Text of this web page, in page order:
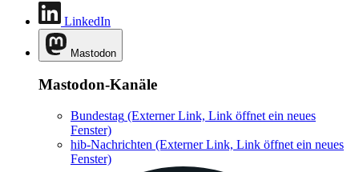
LinkedIn
Mastodon
Mastodon-Kanäle
Bundestag (Externer Link, Link öffnet ein neues
Fenster)
hib-Nachrichten (Externer Link, Link öffnet ein neues
Fenster)